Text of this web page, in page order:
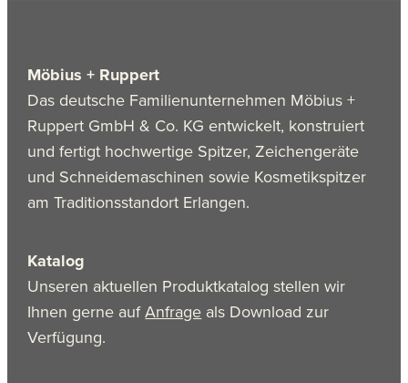
Möbius + Ruppert
Das deutsche Familienunternehmen Möbius +
Ruppert GmbH & Co. KG entwickelt, konstruiert
und fertigt hochwertige Spitzer, Zeichengeräte
und Schneidemaschinen sowie Kosmetikspitzer
am Traditionsstandort Erlangen.
Katalog
Unseren aktuellen Produktkatalog stellen wir
Ihnen gerne aufAnfrage als Download zur
Verfügung.